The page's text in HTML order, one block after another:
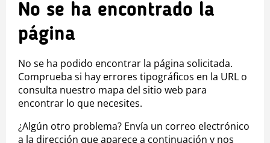
No se ha encontrado la
página
No se ha podido encontrar la página solicitada.
Comprueba si hay errores tipográficos en la URL o
consulta nuestro mapa del sitio web para
encontrar lo que necesites.
¿Algún otro problema? Envía un correo electrónico
a la dirección que aparece a continuación y nos